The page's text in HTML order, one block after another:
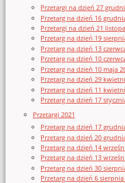
Przetargi na dzień 27
Przetarg na dzień 16
Przetargi na dzień 21
Przetarg na dzień 19
Przetarg na dzień 13
Przetarg na dzień 10
Przetarg na dzień 10 maja
Przetarg na dzień 29
Przetarg na dzień 11
Przetarg na dzień 17
Przetargi 2021
Przetarg na dzień 17
Przetarg na dzień 20
Przetarg na dzień 14
Przetarg na dzień 13
Przetarg na dzień 30
Przetarg na dzień 6